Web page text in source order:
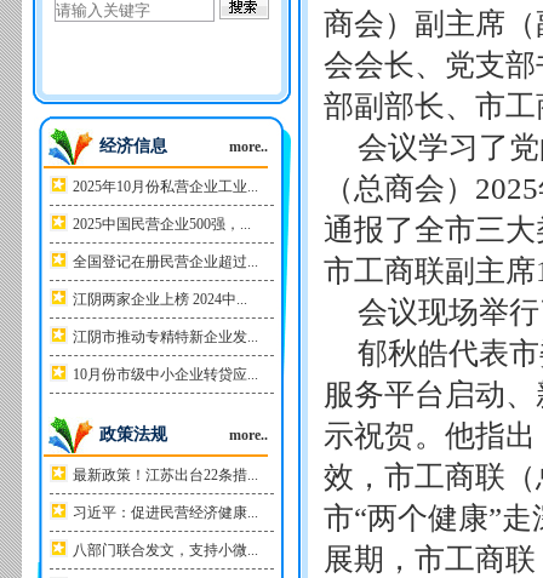
经济信息 more..
2025年10月份私营企业工业...
2025中国民营企业500强，...
全国登记在册民营企业超过...
江阴两家企业上榜 2024中...
江阴市推动专精特新企业发...
10月份市级中小企业转贷应...
政策法规 more..
最新政策！江苏出台22条措...
习近平：促进民营经济健康...
八部门联合发文，支持小微...
商会）副主席
会会长、党支
部副部长、市
会议学习了
（总商会）
通报了全市三
市工商联副主
会议现场举
郁秋皓代表
服务平台启动
示祝贺。他指
效，市工商联
市“两个健康”
展期，市工商